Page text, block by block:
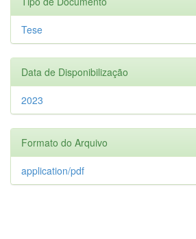
Tese
Data de Disponibilização
2023
Formato do Arquivo
application/pdf